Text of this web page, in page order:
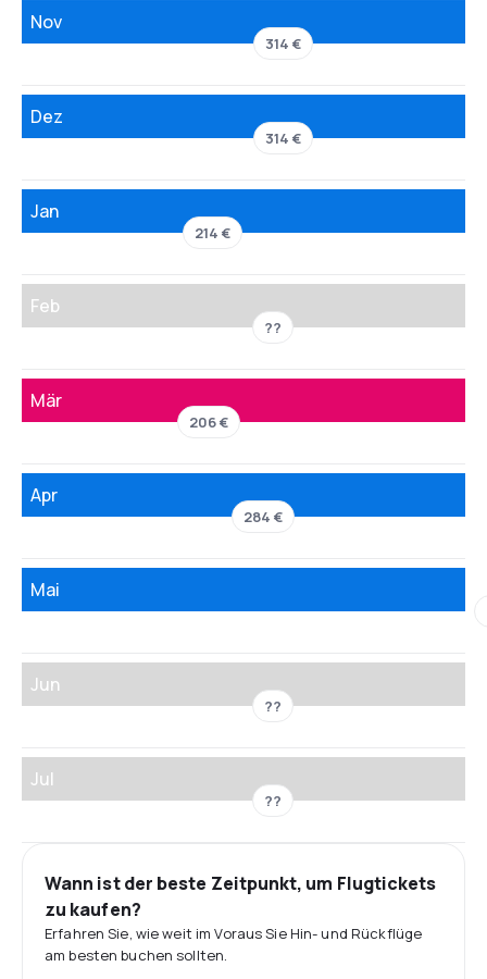
Nov
314 €
Dez
314 €
Jan
214 €
Feb
??
Mär
206 €
Apr
284 €
Mai
Jun
??
Jul
??
Wann ist der beste Zeitpunkt, um Flugtickets
zu kaufen?
Erfahren Sie, wie weit im Voraus Sie Hin- und Rückflüge
am besten buchen sollten.